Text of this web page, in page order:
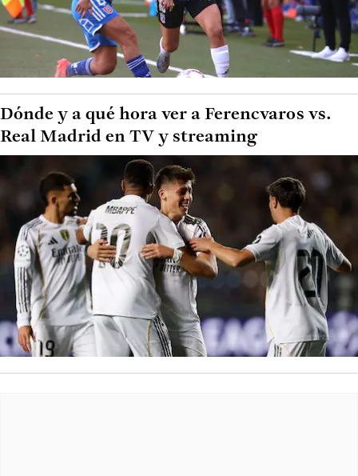
Dónde y a qué hora ver a Ferencvaros vs.
Real Madrid en TV y streaming